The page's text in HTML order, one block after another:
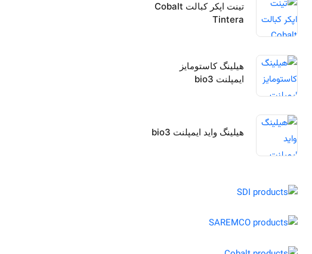
تینت اپکر کبالت Cobalt
Tintera
هیلینگ کاستومایز
ایمپلنت bio3
هیلینگ واید ایمپلنت bio3